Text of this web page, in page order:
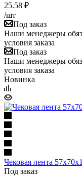
25.58 ₽
/шт
Под заказ
Наши менеджеры
условия заказа
Под заказ
Наши менеджеры
условия заказа
Новинка
Чековая лента
Под заказ